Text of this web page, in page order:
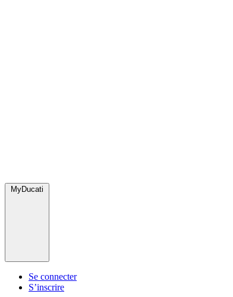
MyDucati
Se connecter
S’inscrire